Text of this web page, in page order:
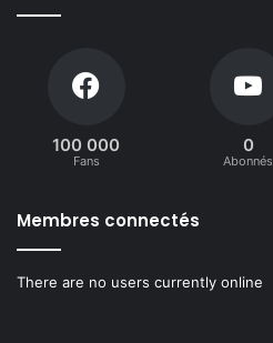
100 000
Fans
0
Abonnés
Membres connectés
There are no users currently online